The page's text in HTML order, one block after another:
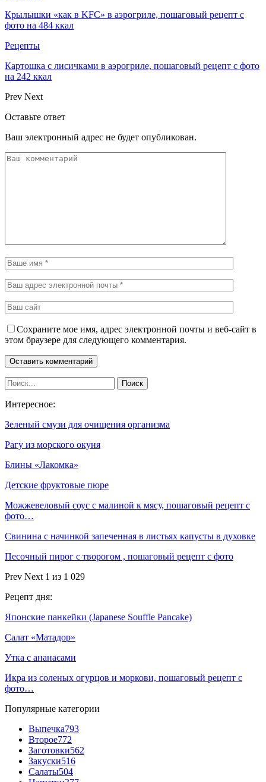
Крылышки «как в KFC» в аэрогриле, пошаговый рецепт с
фото на 484 ккал
Рецепты
Картошка с лисичками в аэрогриле, пошаговый рецепт с фото
на 242 ккал
Prev Next
Оставьте ответ
Ваш электронный адрес не будет опубликован.
Сохраните мое имя, адрес электронной почты и веб-сайт в
этом браузере для следующего комментария.
Интересное:
Зеленый смузи для очищения организма
Рагу из морского окуня
Блины «Лакомка»
Детские фруктовые пюре
Можжевеловый соус с малиной к мясу, пошаговый рецепт с
фото…
Свинина с начинкой запеченная в листьях капусты в духовке
Песочный пирог с творогом , пошаговый рецепт с фото
Prev Next 1 из 1 029
Рецепт дня:
Японские панкейки (Japanese Souffle Pancake)
Салат «Матадор»
Утка с ананасами
Икра из соленых огурцов и моркови, пошаговый рецепт с
фото…
Популярные категории
Выпечка793
Второе772
Заготовки562
Закуски516
Салаты504